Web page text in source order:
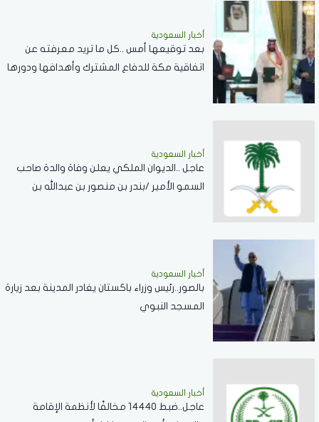
أخبار السعودية
بعد توقيعها أمس ..كل ما تريد معرفته عن
اتفاقية مكة للدفاع المشترك وأهدافها ودورها
أخبار السعودية
عاجل ..الديوان الملكي يعلن وفاة والدة صاحب
السمو الأمير /بندر بن منصور بن عبدالله بن
أخبار السعودية
بالصور..رئيس وزراء باكستان يغادر المدينة بعد زيارة
المسجد النبوي
أخبار السعودية
عاجل..ضبط 14440 مخالفًا لأنظمة الإقامة